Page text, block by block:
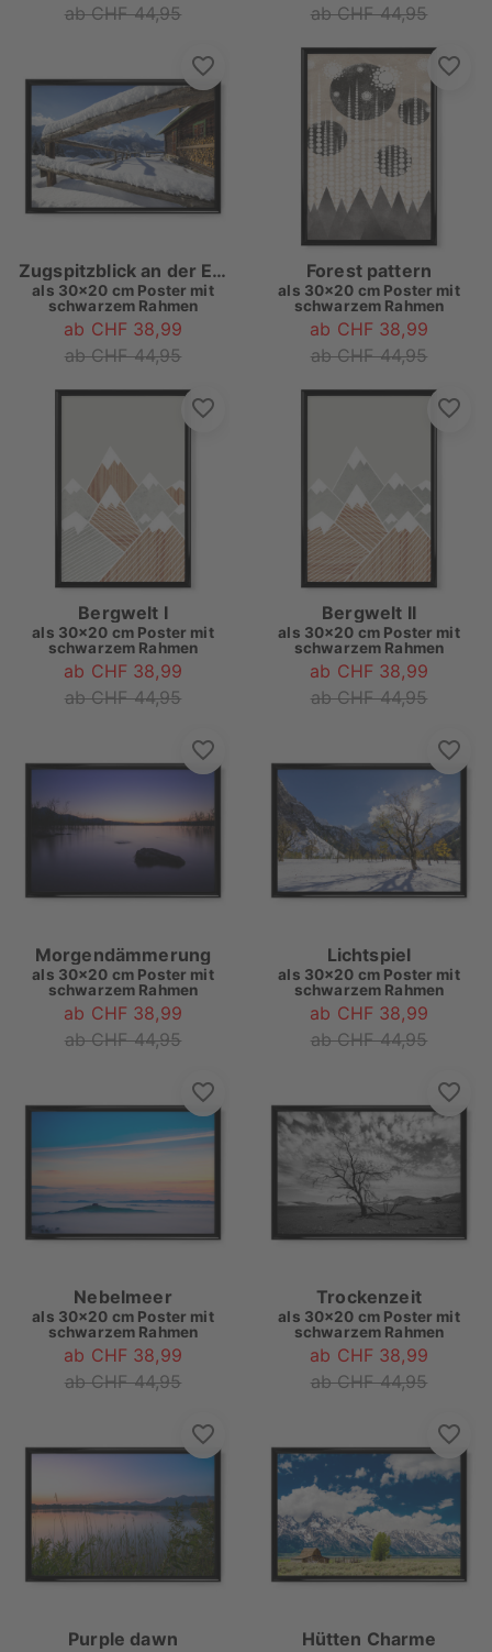
ab CHF 44,95
ab CHF 44,95
Zugspitzblick an der Eckenhütte
als 30x20 cm Poster mit
schwarzem Rahmen
ab CHF 38,99
ab CHF 44,95
Forest pattern
als 30x20 cm Poster mit
schwarzem Rahmen
ab CHF 38,99
ab CHF 44,95
Bergwelt I
als 30x20 cm Poster mit
schwarzem Rahmen
ab CHF 38,99
ab CHF 44,95
Bergwelt II
als 30x20 cm Poster mit
schwarzem Rahmen
ab CHF 38,99
ab CHF 44,95
Morgendämmerung
als 30x20 cm Poster mit
schwarzem Rahmen
ab CHF 38,99
ab CHF 44,95
Lichtspiel
als 30x20 cm Poster mit
schwarzem Rahmen
ab CHF 38,99
ab CHF 44,95
Nebelmeer
als 30x20 cm Poster mit
schwarzem Rahmen
ab CHF 38,99
ab CHF 44,95
Trockenzeit
als 30x20 cm Poster mit
schwarzem Rahmen
ab CHF 38,99
ab CHF 44,95
Purple dawn Hütten Charme